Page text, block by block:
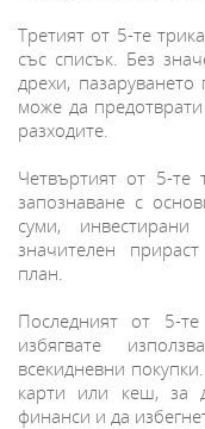
Третият от 5-те
със списък. Без
дрехи,
може да
разходите.
Четвъртият от 5-те
запознаване с
суми,
значителен
план.
Последният от 5-
избягвате
всекидневни
карти или кеш, за
финанси и да